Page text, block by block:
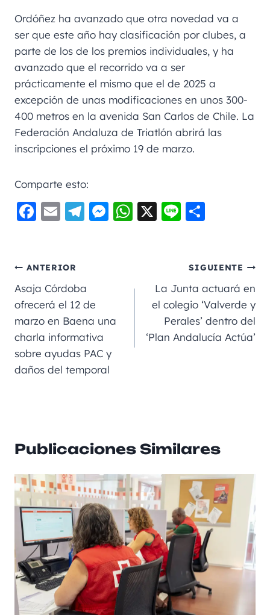
Ordóñez ha avanzado que otra novedad va a
ser que este año hay clasificación por clubes, a
parte de los de los premios individuales, y ha
avanzado que el recorrido va a ser
prácticamente el mismo que el de 2025 a
excepción de unas modificaciones en unos 300-
400 metros en la avenida San Carlos de Chile. La
Federación Andaluza de Triatlón abrirá las
inscripciones el próximo 19 de marzo.
Comparte esto:
F
e
b
o
o
k
E
l
Te
m
M
er
W
A
X
Li
p
a
rt
ir
ANTERIOR
Asaja Córdoba
ofrecerá el 12 de
marzo en Baena una
charla informativa
sobre ayudas PAC y
daños del temporal
SIGUIENTE
La Junta actuará en
el colegio ‘Valverde y
Perales’ dentro del
‘Plan Andalucía Actúa’
Publicaciones Similares